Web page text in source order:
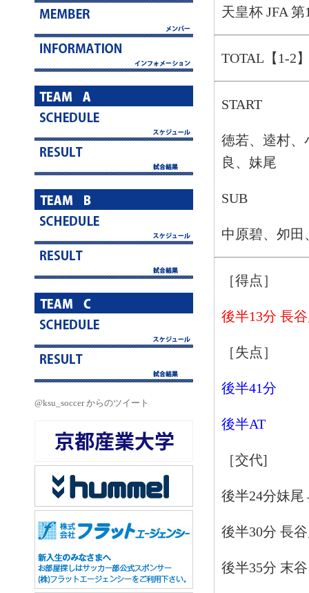
@ksu_soccer からのツイート
天皇杯 JFA
TOTAL【1-2
START
徳若、逵村、
良、妹尾
SUB
中原碧、夘
［得点］
後半13分 長
［失点］
後半41分
後半AT
［交代]
後半24分妹
後半30分 長
後半35分 末